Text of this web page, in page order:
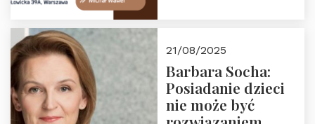
Nowego
Ćwierćwiecza”
21/08/2025
Barbara Socha:
Posiadanie dzieci
nie może być